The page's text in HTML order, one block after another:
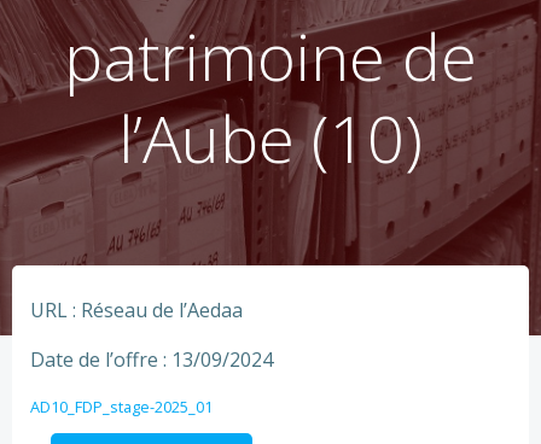
patrimoine de
l’Aube (10)
URL : Réseau de l’Aedaa
Date de l’offre : 13/09/2024
AD10_FDP_stage-2025_01